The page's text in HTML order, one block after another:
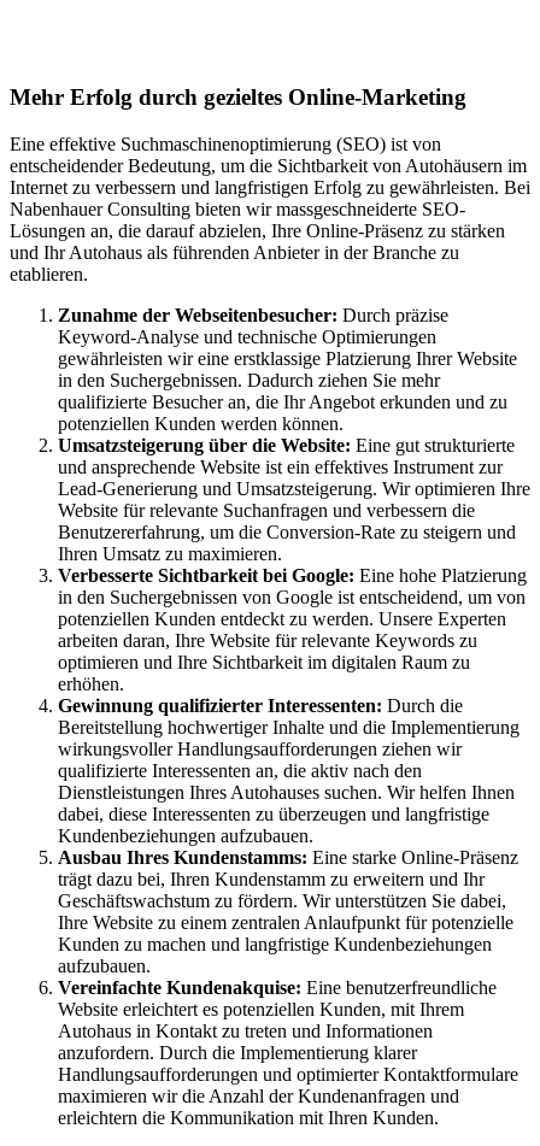
Mehr Erfolg durch gezieltes Online-Marketing
Eine effektive Suchmaschinenoptimierung (SEO) ist von
entscheidender Bedeutung, um die Sichtbarkeit von Autohäusern im
Internet zu verbessern und langfristigen Erfolg zu gewährleisten. Bei
Nabenhauer Consulting bieten wir massgeschneiderte SEO-
Lösungen an, die darauf abzielen, Ihre Online-Präsenz zu stärken
und Ihr Autohaus als führenden Anbieter in der Branche zu
etablieren.
Zunahme der Webseitenbesucher: Durch präzise
Keyword-Analyse und technische Optimierungen
gewährleisten wir eine erstklassige Platzierung Ihrer Website
in den Suchergebnissen. Dadurch ziehen Sie mehr
qualifizierte Besucher an, die Ihr Angebot erkunden und zu
potenziellen Kunden werden können.
Umsatzsteigerung über die Website: Eine gut strukturierte
und ansprechende Website ist ein effektives Instrument zur
Lead-Generierung und Umsatzsteigerung. Wir optimieren Ihre
Website für relevante Suchanfragen und verbessern die
Benutzererfahrung, um die Conversion-Rate zu steigern und
Ihren Umsatz zu maximieren.
Verbesserte Sichtbarkeit bei Google: Eine hohe Platzierung
in den Suchergebnissen von Google ist entscheidend, um von
potenziellen Kunden entdeckt zu werden. Unsere Experten
arbeiten daran, Ihre Website für relevante Keywords zu
optimieren und Ihre Sichtbarkeit im digitalen Raum zu
erhöhen.
Gewinnung qualifizierter Interessenten: Durch die
Bereitstellung hochwertiger Inhalte und die Implementierung
wirkungsvoller Handlungsaufforderungen ziehen wir
qualifizierte Interessenten an, die aktiv nach den
Dienstleistungen Ihres Autohauses suchen. Wir helfen Ihnen
dabei, diese Interessenten zu überzeugen und langfristige
Kundenbeziehungen aufzubauen.
Ausbau Ihres Kundenstamms: Eine starke Online-Präsenz
trägt dazu bei, Ihren Kundenstamm zu erweitern und Ihr
Geschäftswachstum zu fördern. Wir unterstützen Sie dabei,
Ihre Website zu einem zentralen Anlaufpunkt für potenzielle
Kunden zu machen und langfristige Kundenbeziehungen
aufzubauen.
Vereinfachte Kundenakquise: Eine benutzerfreundliche
Website erleichtert es potenziellen Kunden, mit Ihrem
Autohaus in Kontakt zu treten und Informationen
anzufordern. Durch die Implementierung klarer
Handlungsaufforderungen und optimierter Kontaktformulare
maximieren wir die Anzahl der Kundenanfragen und
erleichtern die Kommunikation mit Ihren Kunden.